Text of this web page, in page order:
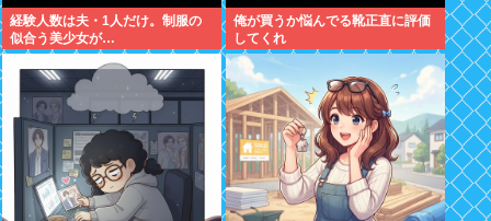
経験人数は夫・1人だけ。制服の
似合う美少女が…
俺が買うか悩んでる靴正直に評価
してくれ